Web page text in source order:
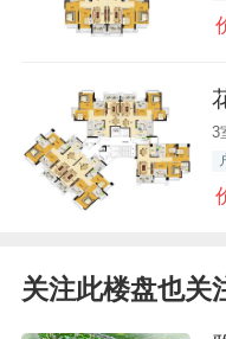
3
关注此楼盘也关